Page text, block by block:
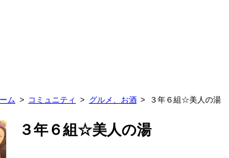
ム コミュニティ グルメ、お酒 ３年６組☆美人の湯
３年６組☆美人の湯